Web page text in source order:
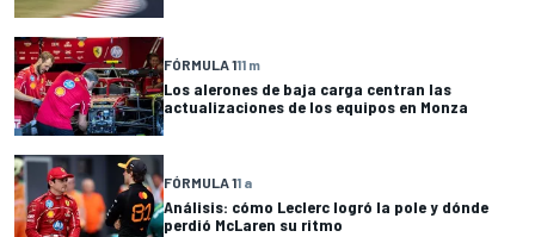
FÓRMULA 111 m
Los alerones de baja carga centran las
actualizaciones de los equipos en Monza
FÓRMULA 11 a
Análisis: cómo Leclerc logró la pole y dónde
perdió McLaren su ritmo